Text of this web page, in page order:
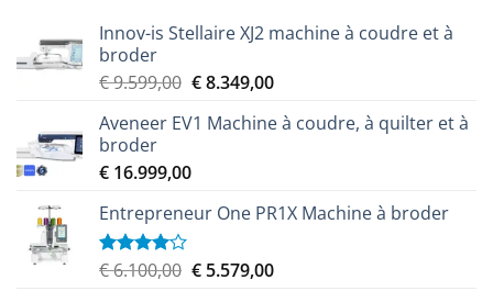
Innov-is Stellaire XJ2 machine à coudre et à
broder
€9.599,00 Le
initial
€ 9.599,00.
€8.349,00Le
actuel
Aveneer EV1 Machine à coudre, à quilter et à
broder
€ 16.999,00
Entrepreneur One PR1X Machine à broder
Note
€6.100,00 Le
€5.579,00Le